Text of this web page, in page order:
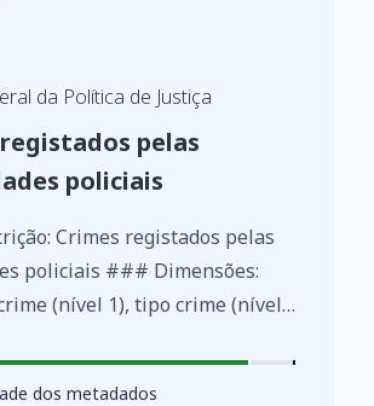
da Política de Justiça
pelas
policiais
Crimes registados pelas
policiais ### Dimensões:
(nível 1), tipo crime (nível
crimes registados
dos metadados